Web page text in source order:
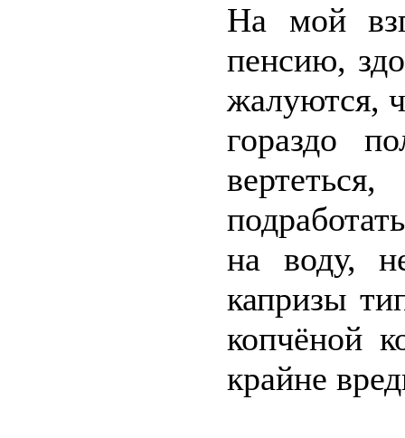
На мой
пенсию,
жалуются,
гораздо
на воду,
капризы
копчёной
крайне